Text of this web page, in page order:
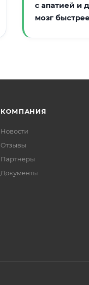
с апатией и
мозг быстрее
КОМПАНИЯ
Новости
Отзывы
Партнеры
Документы